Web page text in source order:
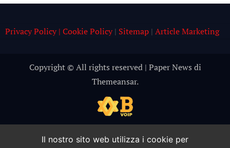
Privacy Policy | Cookie Policy| Sitemap| Article Marketing
Copyright © All rights reserved | Paper News di
Themeansar.
Il nostro sito web utilizza i cookie per